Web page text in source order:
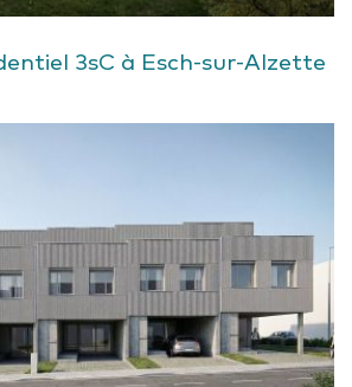
3sC à Esch-sur-Alzette